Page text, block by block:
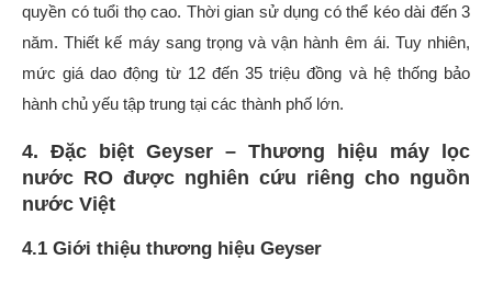
quyền có tuổi thọ cao. Thời gian sử dụng có thể kéo dài đến 3
năm. Thiết kế máy sang trọng và vận hành êm ái. Tuy nhiên,
mức giá dao động từ 12 đến 35 triệu đồng và hệ thống bảo
hành chủ yếu tập trung tại các thành phố lớn.
4. Đặc biệt Geyser – Thương hiệu máy lọc
nước RO được nghiên cứu riêng cho nguồn
nước Việt
4.1 Giới thiệu thương hiệu Geyser